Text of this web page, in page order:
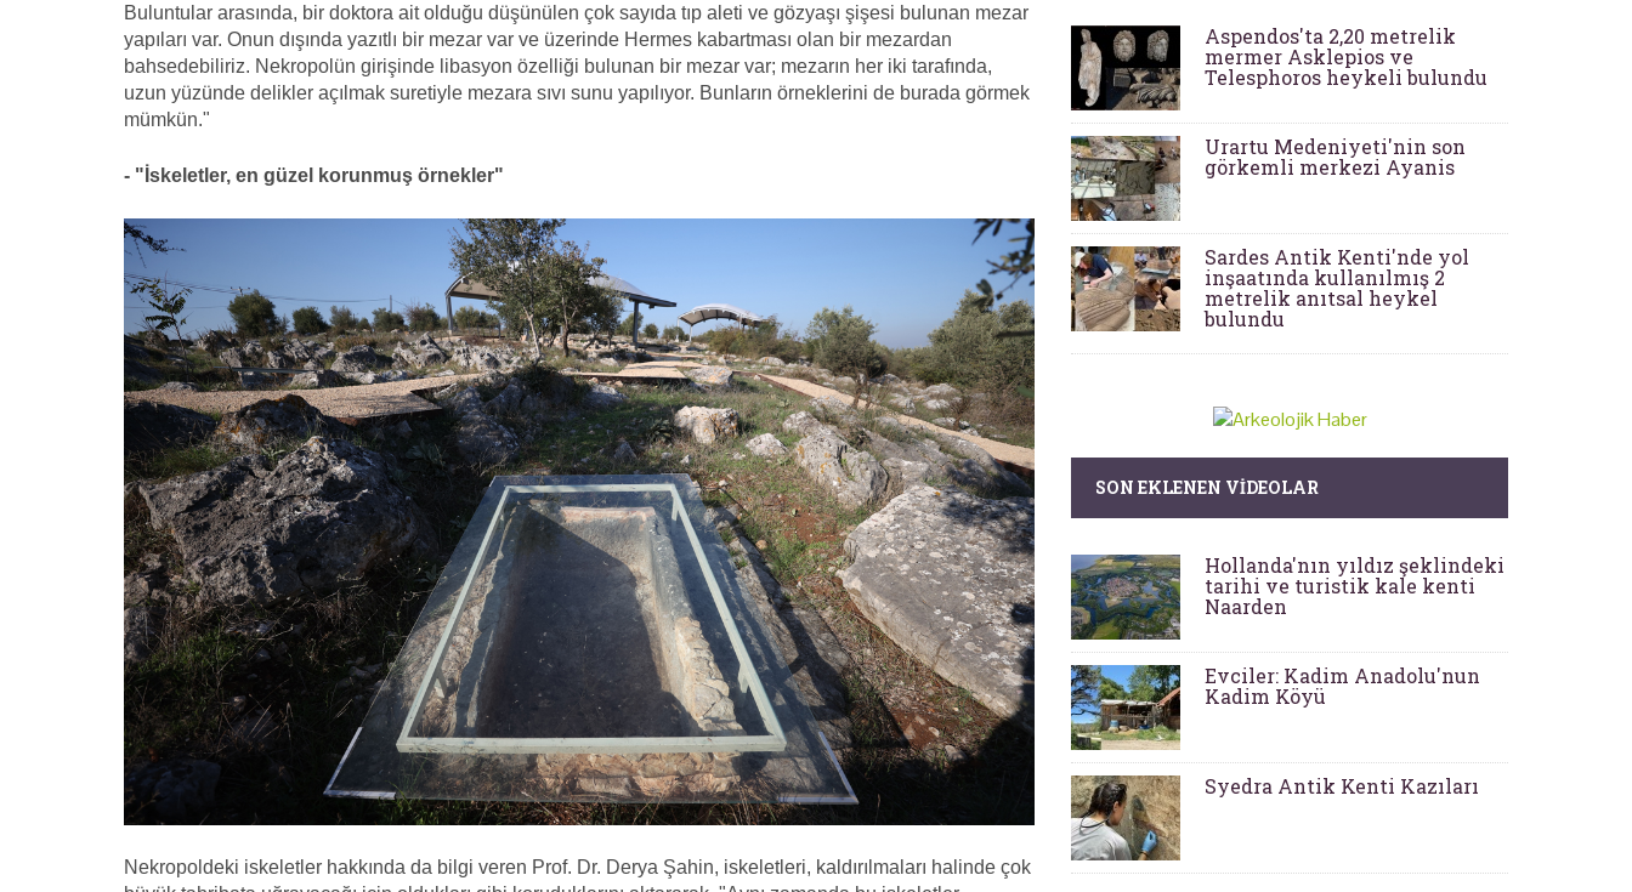
Buluntular arasında, bir doktora ait olduğu düşünülen çok sayıda tıp aleti ve gözyaşı şişesi bulunan mezar
yapıları var. Onun dışında yazıtlı bir mezar var ve üzerinde Hermes kabartması olan bir mezardan
bahsedebiliriz. Nekropolün girişinde libasyon özelliği bulunan bir mezar var; mezarın her iki tarafında,
uzun yüzünde delikler açılmak suretiyle mezara sıvı sunu yapılıyor. Bunların örneklerini de burada görmek
mümkün."
- "İskeletler, en güzel korunmuş örnekler"
Nekropoldeki iskeletler hakkında da bilgi veren Prof. Dr. Derya Şahin, iskeletleri, kaldırılmaları halinde çok
Aspendos'ta 2,20 metrelik
mermer Asklepios ve
Telesphoros heykeli bulundu
Urartu Medeniyeti'nin son
görkemli merkezi Ayanis
Sardes Antik Kenti'nde yol
inşaatında kullanılmış 2
metrelik anıtsal heykel
bulundu
SON EKLENEN VIDEOLAR
Hollanda'nın yıldız şeklindeki
tarihi ve turistik kale kenti
Naarden
Evciler: Kadim Anadolu'nun
Kadim Köyü
Syedra Antik Kenti Kazıları